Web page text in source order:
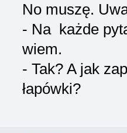
No muszę.
- Na każde
wiem.
- Tak? A jak
łapówki?